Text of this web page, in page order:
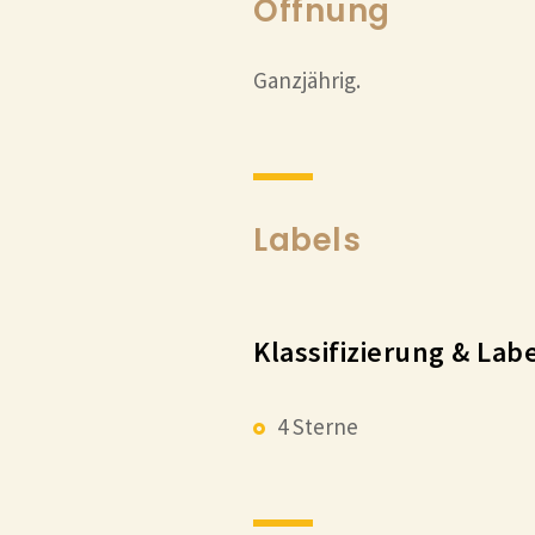
Öffnung
Ganzjährig.
Labels
Klassifizierung &
4 Sterne